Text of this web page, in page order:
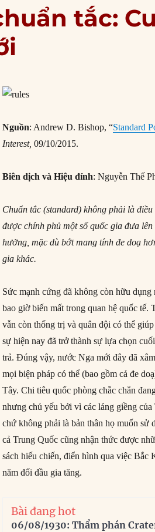
tắc:
Nguồn: Andrew D. Bishop, “Standard
Interest,09/10/2015.
Biên dịch và Hiệu đính: Nguyễn Thế
Chuẩn tắc (standard) không phải là
được chính phủ một số quốc gia đưa
hưởng, mặc dù bớt mang tính đe doạ
gia khác.
Sức mạnh cứng đã không còn hữu
bao giờ biến mất trong quan hệ quốc
vẫn còn thống trị và quân đội có thể
sự hiện nay đã trở thành sự lựa chọn
trả. Đúng vậy, nước Nga mới đây đã
mọi biện pháp có thể (bao gồm cả đe
Tây. Chi tiêu quốc phòng chắc chắn
nhưng chủ yếu bởi vì các láng giềng
chứ không phải là bản thân họ muốn
cả Trung Quốc cũng nhận thức được
sách hiếu chiến, điển hình qua việc
năm đối đầu gia tăng.
Bài đang hot
06/08/1930: Thẩm phán